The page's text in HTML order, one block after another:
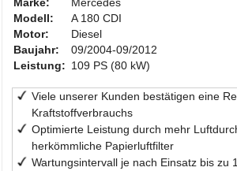
Modell:
A 180 CDI
Motor:
Diesel
Baujahr:
09/2004-09/2012
Leistung: 109 PS (80 kW)
Viele unserer Kunden bestätigen eine
Kraftstoffverbrauchs
Optimierte Leistung durch mehr
herkömmliche Papierluftfilter
Wartungsintervall je nach Einsatz bis zu